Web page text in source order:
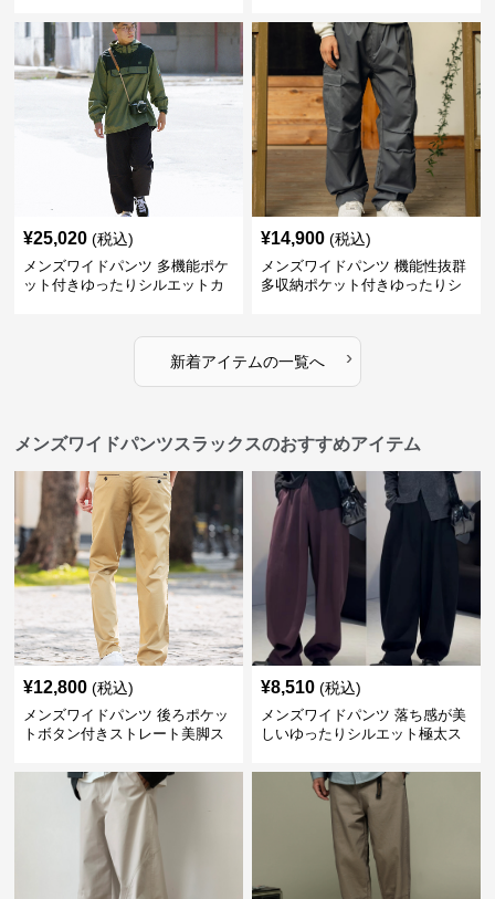
¥25,020 (税込)
メンズワイドパンツ 多機能ポケ
ット付きゆったりシルエットカ
¥14,900 (税込)
メンズワイドパンツ 機能性抜群
多収納ポケット付きゆったりシ
新着アイテムの一覧へ ›
メンズワイドパンツスラックスのおすすめアイテム
¥12,800 (税込)
メンズワイドパンツ 後ろポケッ
トボタン付きストレート美脚ス
¥8,510 (税込)
メンズワイドパンツ 落ち感が美
しいゆったりシルエット極太ス